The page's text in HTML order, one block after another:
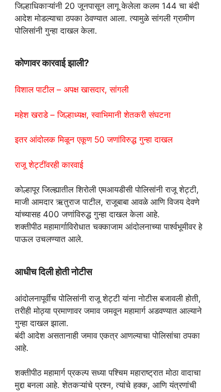
जिल्हाधिकाऱ्यांनी 20 जूनपासून लागू केलेला कलम 144 चा बंदी
आदेश मोडल्याचा ठपका ठेवण्यात आला. त्यामुळे सांगली ग्रामीण
पोलिसांनी गुन्हा दाखल केला.
कोणावर कारवाई झाली?
विशाल पाटील – अपक्ष खासदार, सांगली
महेश खराडे – जिल्हाध्यक्ष, स्वाभिमानी शेतकरी संघटना
इतर आंदोलक मिळून एकूण 50 जणांविरुद्ध गुन्हा दाखल
राजू शेट्टींवरही कारवाई
कोल्हापूर जिल्ह्यातील शिरोली एमआयडीसी पोलिसांनी राजू शेट्टी,
माजी आमदार ऋतुराज पाटील, राजूबाबा आवळे आणि विजय देवणे
यांच्यासह 400 जणांविरुद्ध गुन्हा दाखल केला आहे.
शक्तीपीठ महामार्गाविरोधात चक्काजाम आंदोलनाच्या पार्श्वभूमीवर हे
पाऊल उचलण्यात आले.
आधीच दिली होती नोटीस
आंदोलनापूर्वीच पोलिसांनी राजू शेट्टी यांना नोटीस बजावली होती,
तरीही मोठ्या प्रमाणावर जमाव जमवून महामार्ग अडवण्यात आल्याने
गुन्हा दाखल झाला.
बंदी आदेश असतानाही जमाव एकत्र आणल्याचा पोलिसांचा ठपका
आहे.
शक्तीपीठ महामार्ग प्रकल्प सध्या पश्चिम महाराष्ट्रात मोठा वादाचा
मुद्दा बनला आहे. शेतकऱ्यांचे प्रश्न, त्यांचे हक्क, आणि यंत्रणांची